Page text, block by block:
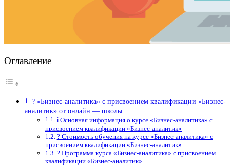
Оглавление
? «Бизнес-аналитика» с присвоением квалификации «Бизнес-
аналитик» от онлайн — школы
ℹ️ Основная информация о курсе «Бизнес-аналитика» с
присвоением квалификации «Бизнес-аналитик»
? Стоимость обучения на курсе «Бизнес-аналитика» с
присвоением квалификации «Бизнес-аналитик»
? Программа курса «Бизнес-аналитика» с присвоением
квалификации «Бизнес-аналитик»